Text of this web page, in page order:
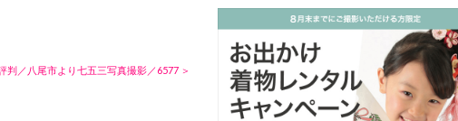
判／八尾市より七五三写真撮影／6577 ＞